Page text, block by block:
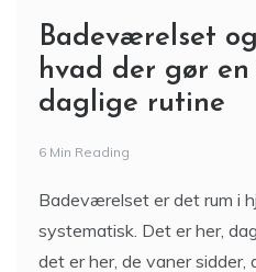
Badeværelset
hvad der gør
daglige rutine
6 Min Reading
Badeværelset er det rum i
systematisk. Det er her,
det er her, de vaner sidder,